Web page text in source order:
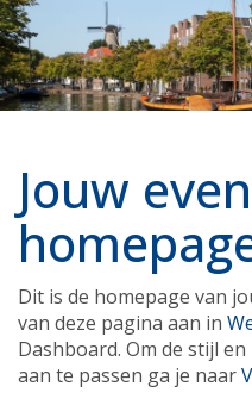
Jouw
Dit is de homepage van
van deze pagina aan in
Dashboard. Om de stijl
aan te passen ga je naar